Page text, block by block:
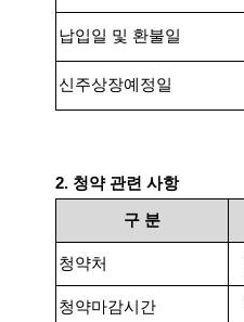
납입일 및 환불일
신주상장예정일
2. 청약 관련 사항
구 분
청약처
청약마감시간